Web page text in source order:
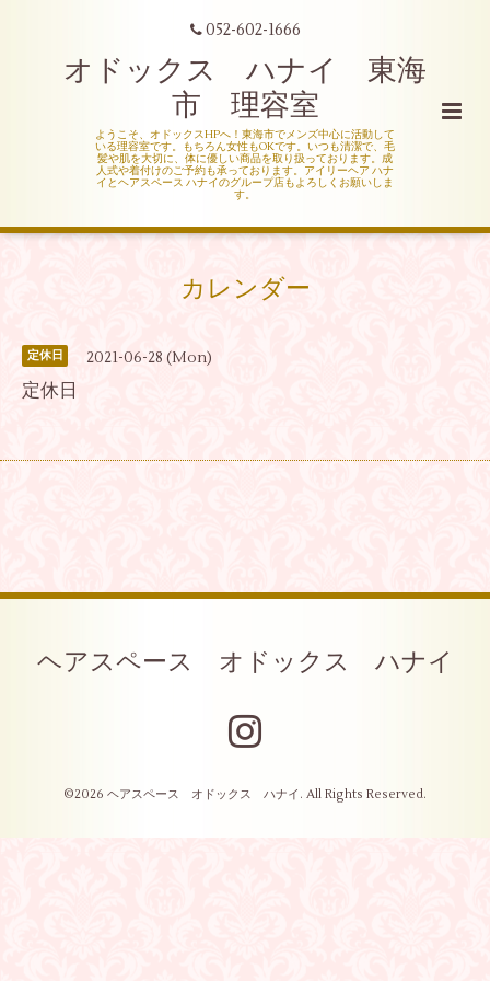
052-602-1666
オドックス ハナイ 東海
市 理容室
ようこそ、オドックスHPへ！東海市でメンズ中心に活動して
いる理容室です。もちろん女性もOKです。いつも清潔で、毛
髪や肌を大切に、体に優しい商品を取り扱っております。成
人式や着付けのご予約も承っております。アイリーヘア ハナ
イとヘアスペース ハナイのグループ店もよろしくお願いしま
す。
カレンダー
定休日 2021-06-28 (Mon)
定休日
ヘアスペース オドックス ハナイ
©2026 ヘアスペース オドックス ハナイ . All Rights Reserved.